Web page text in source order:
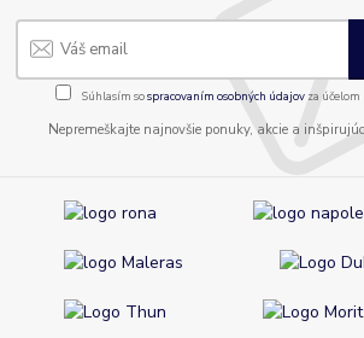
Súhlasím sospracovaním osobných údajov za
Nepremeškajte najnovšie ponuky, akcie a